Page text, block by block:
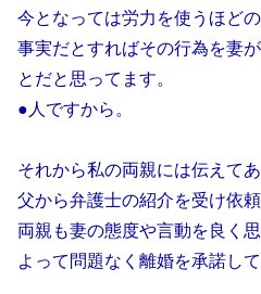
今となっては労力を使うほど
事実だとすればその行為を妻
とだと思ってます。
●人ですから。
それから私の両親には伝えてあ
父から弁護士の紹介を受け依頼
両親も妻の態度や言動を良く
よって問題なく離婚を承諾して